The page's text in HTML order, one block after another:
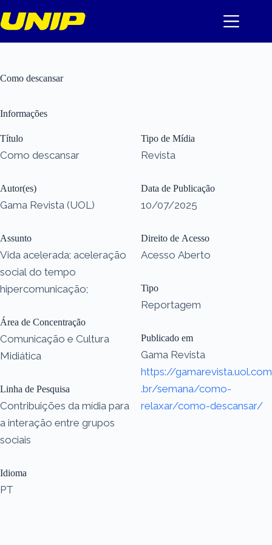
para
o
Como descansar
Informações
Título
Como descansar
Autor(es)
Gama Revista (UOL)
Assunto
Vida acelerada; aceleração
social do tempo
hipercomunicação;
Área de Concentração
Comunicação e Cultura
Midiática
Linha de Pesquisa
Contribuições da mídia para
a interação entre grupos
sociais
Idioma
PT
Tipo de Mídia
Revista
Data de Publicação
10/07/2025
Direito de Acesso
Acesso Aberto
Tipo
Reportagem
Publicado em
Gama Revista
https://gamarevista.uol.com
.br/semana/como-
relaxar/como-descansar/